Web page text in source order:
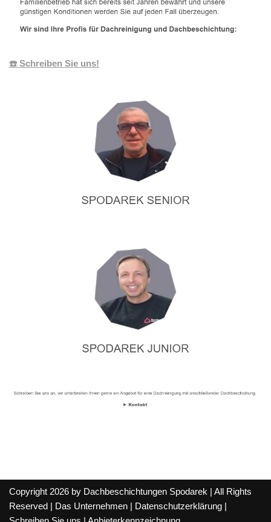
☎️ Schreiben Sie uns!
Copyright 2026 by Dachbeschichtungen Spodarek | All Rights
Reserved |
Das Unternehmen Datenschutzerklärung